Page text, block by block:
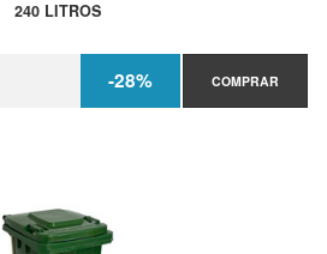
240 LITROS
-28% COMPRAR